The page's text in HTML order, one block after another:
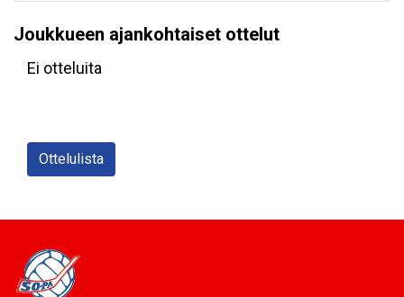
Joukkueen ajankohtaiset ottelut
Ei otteluita
Ottelulista